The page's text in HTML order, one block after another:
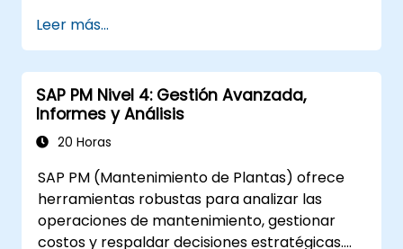
Leer más...
SAP PM Nivel 4: Gestión Avanzada,
Informes y Análisis
20 Horas
SAP PM (Mantenimiento de Plantas) ofrece
herramientas robustas para analizar las
operaciones de mantenimiento, gestionar
costos y respaldar decisiones estratégicas.